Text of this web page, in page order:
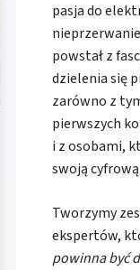
pasja do
powstał z
dzielenia się
zarówno z
pierwszych
i z osobami,
swoją
Tworzymy
ekspertów,
powinna być